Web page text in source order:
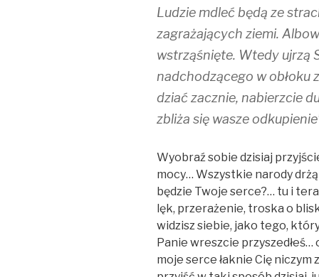
Ludzie mdleć będą ze
zagrażających ziemi.
wstrząśnięte. Wtedy ujrzą
nadchodzącego w obłoku
dziać zacznie, nabierzcie
zbliża się wasze
Wyobraź sobie dzisiaj
mocy… Wszystkie narody
będzie Twoje serce?… tu i
lęk, przerażenie, troska o
widzisz siebie, jako tego,
Panie wreszcie
moje serce łaknie Cię niczym